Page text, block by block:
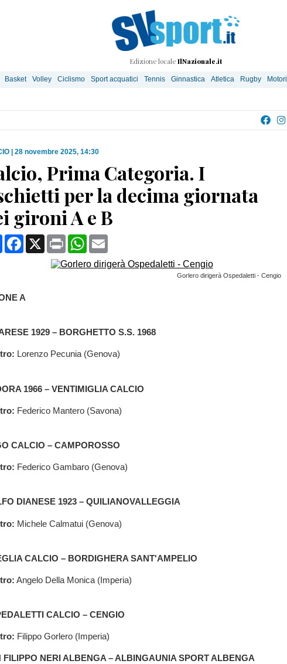
Edizione locale IlNazionale.it
Basket Volley Ciclismo Sport acquatici Tennis Ginnastica Atletica Rugby Motori
28 novembre 2025, 14:30
Prima Categoria. I
per la decima giornata
gironi A e B
CondividiFacebook
X Print WhatsApp
Gorlero dirigerà Ospedaletti - Cengio
A
1929 – BORGHETTO S.S. 1968
Lorenzo Pecunia (Genova)
1966 – VENTIMIGLIA CALCIO
Federico Mantero (Savona)
CALCIO – CAMPOROSSO
Federico Gambaro (Genova)
DIANESE 1923 – QUILIANOVALLEGGIA
Michele Calmatui (Genova)
CALCIO – BORDIGHERA SANT'AMPELIO
Angelo Della Monica (Imperia)
CALCIO – CENGIO
Filippo Gorlero (Imperia)
FILIPPO NERI ALBENGA – ALBINGAUNIA SPORT ALBENGA